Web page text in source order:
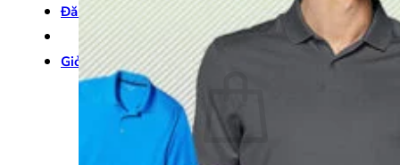
Đăng nhập
Giỏ hàng / 0₫ 0